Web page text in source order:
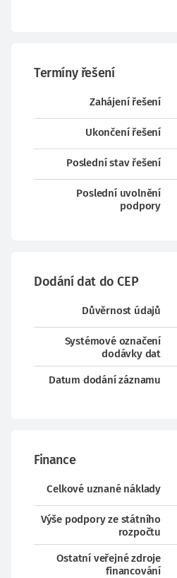
Termíny řešení
Zahájení řešení
Ukončení řešení
Poslední stav řešení
Poslední uvolnění
podpory
Dodání dat do CEP
Důvěrnost údajů
Systémové označení
dodávky dat
Datum dodání záznamu
Finance
Celkové uznané náklady
Výše podpory ze státního
rozpočtu
Ostatní veřejné zdroje
financování